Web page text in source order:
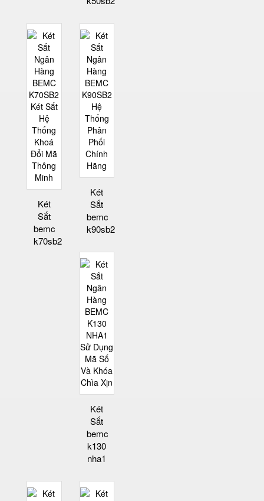
Két
Sắt
bemc
k70sb2
Két
Sắt
bemc
k90sb2
Két
Sắt
bemc
k130
nha1